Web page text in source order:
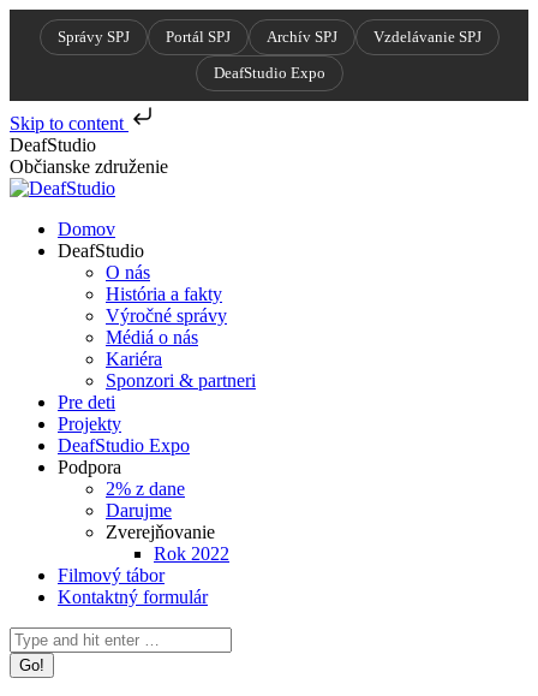
Správy SPJ Portál SPJ Archív SPJ
Vzdelávanie SPJ
DeafStudio Expo
Skip to content
Skip
to
content
DeafStudio
Občianske združenie
Domov
DeafStudio
O nás
História a fakty
Výročné správy
Médiá o nás
Kariéra
Sponzori & partneri
Pre deti
Projekty
DeafStudio Expo
Podpora
2% z dane
Darujme
Zverejňovanie
Rok 2022
Filmový tábor
Kontaktný formulár
Search: